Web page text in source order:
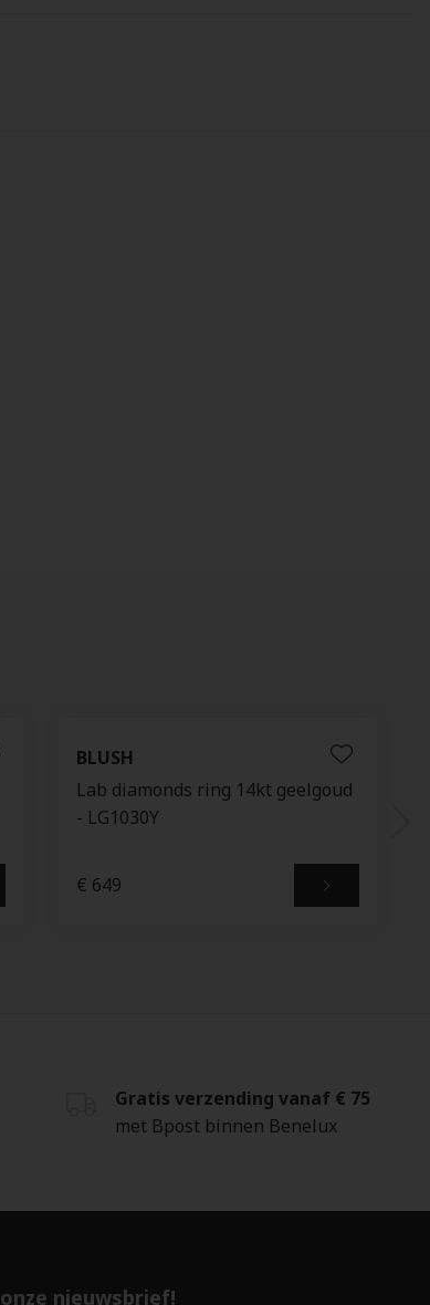
BLUSH
Lab diamonds ring 14kt geelgoud
- LG1030Y
€ 649
Gratis verzending vanaf € 75
met Bpost binnen Benelux
nieuwsbrief!